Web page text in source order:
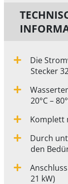
Die
Stecker
20°C –
Komplett
Durch
den
21 kW)